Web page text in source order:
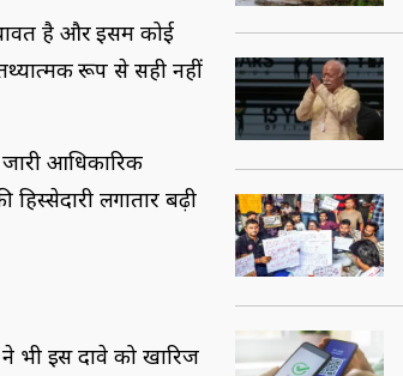
है और इसमें कोई
रूप से सही नहीं
आधिकारिक
लगातार बढ़ी
भी इस दावे को खारिज